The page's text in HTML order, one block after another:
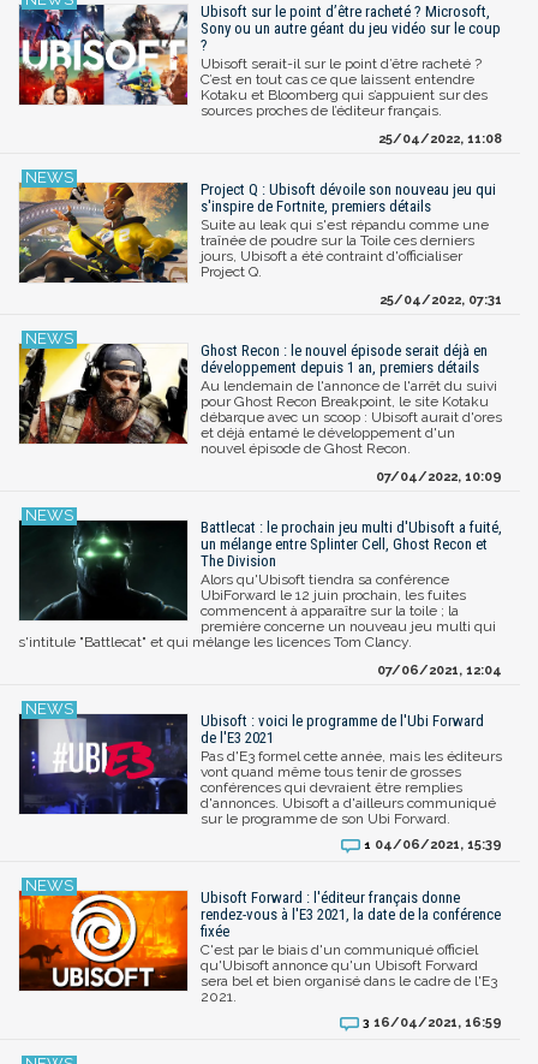
Ubisoft sur le point d’être racheté ? Microsoft,
Sony ou un autre géant du jeu vidéo sur le coup
?
Ubisoft serait-il sur le point d’être racheté ?
C’est en tout cas ce que laissent entendre
Kotaku et Bloomberg qui s’appuient sur des
sources proches de l’éditeur français.
25/04/2022, 11:08
Project Q : Ubisoft dévoile son nouveau jeu qui
s'inspire de Fortnite, premiers détails
Suite au leak qui s'est répandu comme une
traînée de poudre sur la Toile ces derniers
jours, Ubisoft a été contraint d'officialiser
Project Q.
25/04/2022, 07:31
Ghost Recon : le nouvel épisode serait déjà en
développement depuis 1 an, premiers détails
Au lendemain de l'annonce de l'arrêt du suivi
pour Ghost Recon Breakpoint, le site Kotaku
débarque avec un scoop : Ubisoft aurait d'ores
et déjà entamé le développement d'un
nouvel épisode de Ghost Recon.
07/04/2022, 10:09
Battlecat : le prochain jeu multi d'Ubisoft a fuité,
un mélange entre Splinter Cell, Ghost Recon et
The Division
Alors qu'Ubisoft tiendra sa conférence
UbiForward le 12 juin prochain, les fuites
commencent à apparaître sur la toile ; la
première concerne un nouveau jeu multi qui
s'intitule "Battlecat" et qui mélange les licences Tom Clancy.
07/06/2021, 12:04
Ubisoft : voici le programme de l'Ubi Forward
de l'E3 2021
Pas d'E3 formel cette année, mais les éditeurs
vont quand même tous tenir de grosses
conférences qui devraient être remplies
d'annonces. Ubisoft a d'ailleurs communiqué
sur le programme de son Ubi Forward.
1 04/06/2021, 15:39
Ubisoft Forward : l'éditeur français donne
rendez-vous à l'E3 2021, la date de la conférence
fixée
C'est par le biais d'un communiqué officiel
qu'Ubisoft annonce qu'un Ubisoft Forward
sera bel et bien organisé dans le cadre de l'E3
2021.
3 16/04/2021, 16:59